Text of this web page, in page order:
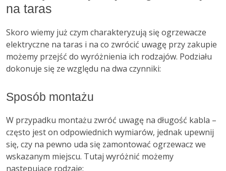
na taras
Skoro wiemy już czym charakteryzują się ogrzewacze
elektryczne na taras i na co zwrócić uwagę przy zakupie
możemy przejść do wyróżnienia ich rodzajów. Podziału
dokonuje się ze względu na dwa czynniki:
Sposób montażu
W przypadku montażu zwróć uwagę na długość kabla –
często jest on odpowiednich wymiarów, jednak upewnij
się, czy na pewno uda się zamontować ogrzewacz we
wskazanym miejscu. Tutaj wyróżnić możemy
następujące rodzaje: